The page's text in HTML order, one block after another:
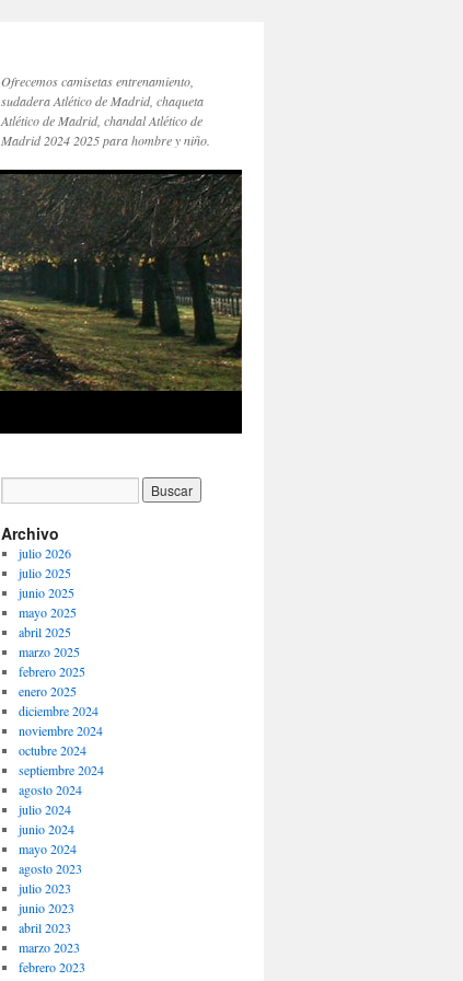
Ofrecemos camisetas entrenamiento,
sudadera Atlético de Madrid, chaqueta
Atlético de Madrid, chandal Atlético de
Madrid 2024 2025 para hombre y niño.
Archivo
julio 2026
julio 2025
junio 2025
mayo 2025
abril 2025
marzo 2025
febrero 2025
enero 2025
diciembre 2024
noviembre 2024
octubre 2024
septiembre 2024
agosto 2024
julio 2024
junio 2024
mayo 2024
agosto 2023
julio 2023
junio 2023
abril 2023
marzo 2023
febrero 2023